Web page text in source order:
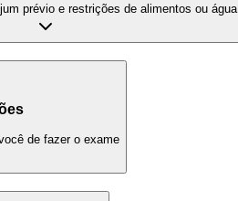
prévio e restrições de alimentos ou água
de fazer o exame